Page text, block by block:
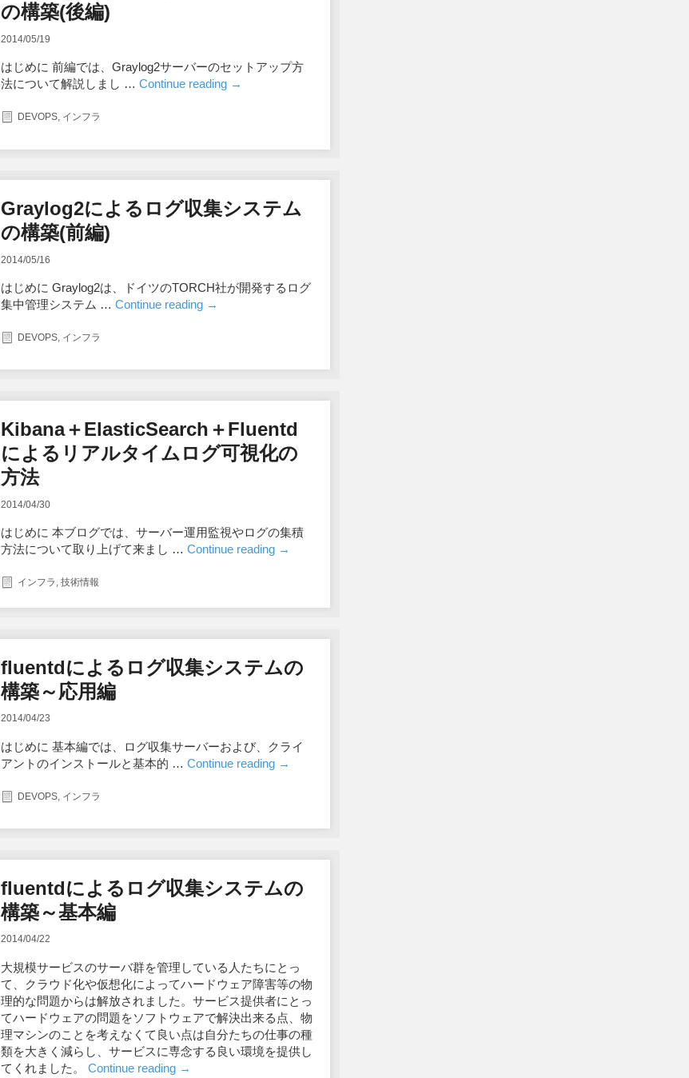
の構築(後編)
2014/05/19
はじめに 前編では、Graylog2サーバーのセットアップ方
法について解説しまし …Continue reading →
DEVOPS, インフラ
Graylog2によるログ収集システム
の構築(前編)
2014/05/16
はじめに Graylog2は、ドイツのTORCH社が開発するログ
集中管理システム …Continue reading →
DEVOPS, インフラ
Kibana＋ElasticSearch＋Fluentd
によるリアルタイムログ可視化の
方法
2014/04/30
はじめに 本ブログでは、サーバー運用監視やログの集積
方法について取り上げて来まし …Continue reading →
インフラ ,技術情報
fluentdによるログ収集システムの
構築～応用編
2014/04/23
はじめに 基本編では、ログ収集サーバーおよび、クライ
アントのインストールと基本的 …Continue reading →
DEVOPS, インフラ
fluentdによるログ収集システムの
構築～基本編
2014/04/22
大規模サービスのサーバ群を管理している人たちにとっ
て、クラウド化や仮想化によってハードウェア障害等の物
理的な問題からは解放されました。サービス提供者にとっ
てハードウェアの問題をソフトウェアで解決出来る点、物
理マシンのことを考えなくて良い点は自分たちの仕事の種
類を大きく減らし、サービスに専念する良い環境を提供し
てくれました。Continue reading →